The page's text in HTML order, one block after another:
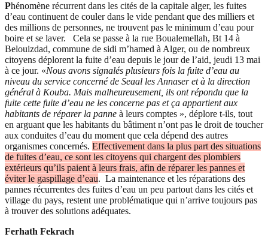
Phénomène récurrent dans les cités de la capitale alger, les fuites
d’eau continuent de couler dans le vide pendant que des milliers et
des millions de personnes, ne trouvent pas le minimum d’eau pour
boire et se laver. Cela se passe à la rue Boualemellah, Bt 14 à
Belouizdad, commune de sidi m’hamed à Alger, ou de nombreux
citoyens déplorent la fuite d’eau depuis le jour de l’aid, jeudi 13 mai
à ce jour. «Nous avons signalés plusieurs fois la fuite d’eau au
niveau du service concerné de Seaal les Annaser et à la direction
général à Kouba. Mais malheureusement, ils ont répondu que la
fuite cette fuite d’eau ne les concerne pas et ça appartient aux
habitants de réparer la panne à leurs comptes », déplore t-ils, tout
en arguant que les habitants du bâtiment n’ont pas le droit de toucher
aux conduites d’eau du moment que cela dépend des autres
organismes concernés. Effectivement dans la plus part des situations
de fuites d’eau, ce sont les citoyens qui chargent des plombiers
extérieurs qu’ils paient à leurs frais, afin de réparer les pannes et
éviter le gaspillage d’eau. La maintenance et les réparations des
pannes récurrentes des fuites d’eau un peu partout dans les cités et
village du pays, restent une problématique qui n’arrive toujours pas
à trouver des solutions adéquates.
Ferhath Fekrach